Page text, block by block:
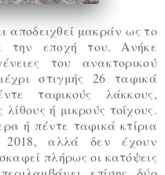
αποδειχθεί μακράν ως το
την εποχή του. Ανήκε
του ανακτορικού
στιγμής 26 ταφικά
ταφικούς λάκκους,
ή μικρούς τοίχους.
ή πέντε ταφικά κτίρια
2018, αλλά δεν έχουν
πλήρως οι κατόψεις